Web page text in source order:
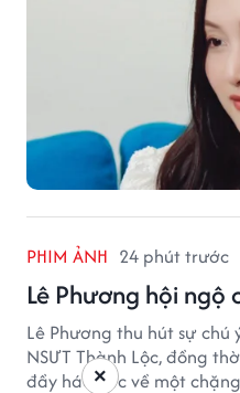
PHIM ẢNH 24 phút trước
Lê Phương hội ngộ
Lê Phương thu hút sự
NSƯT Thành Lộc, đồng
đầy háo hức về một
×